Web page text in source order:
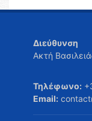
Διεύθυνση
Ακτή
Τηλέφωνο:
Email: